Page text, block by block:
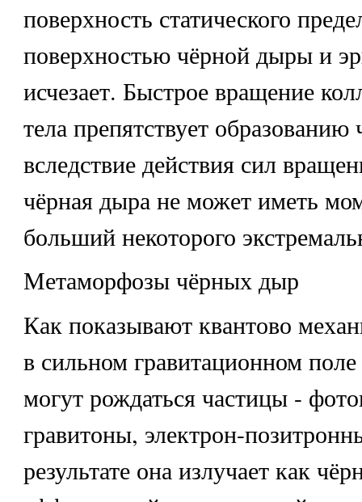
поверхность статического
поверхностью чёрной дыры и
исчезает. Быстрое вращение
тела препятствует
вследствие действия сил
чёрная дыра не может иметь
больший некоторого
Метаморфозы чёрных дыр
Как показывают квантово
в сильном гравитационном
могут рождаться частицы -
гравитоны, электрон-
результате она излучает как